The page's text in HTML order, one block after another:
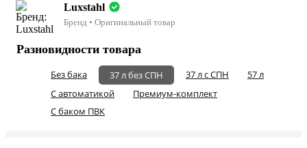
Luxstahl
Бренд • Оригинальный товар
Разновидности товара
Без бака 37 л без СПН 37 л с СПН
57 л
С автоматикой
Премиум-комплект
С баком ПВК